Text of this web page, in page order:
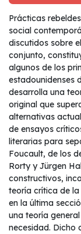
Prácticas
social
discutidos sobre
conjunto,
algunos de los
estadounidenses
desarrolla una
original que
alternativas
de ensayos
literarias para
Foucault, de los
Rorty y Jürgen
constructivos,
teoría crítica de
en la última
una teoría
necesidad. Dicho